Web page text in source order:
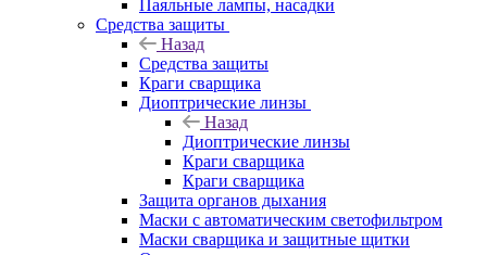
Паяльные лампы, насадки
Средства защиты
Назад
Средства защиты
Краги сварщика
Диоптрические линзы
Назад
Диоптрические линзы
Краги сварщика
Краги сварщика
Защита органов дыхания
Маски с автоматическим светофильтром
Маски сварщика и защитные щитки